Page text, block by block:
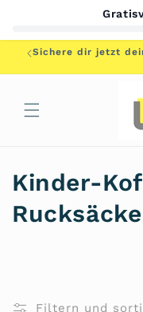
Sichere dir jetzt
K
a
g
Kinder-
Rucksäcke
Filtern und